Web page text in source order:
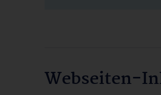
Webseiten-